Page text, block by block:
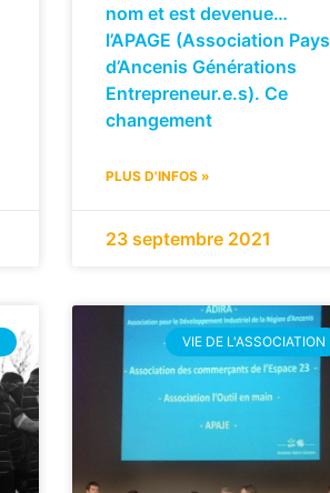
nom et est devenue…
l’APAGE (Association Pays
d’Ancenis Générations
Entrepreneur.e.s). Ce
changement
PLUS D'INFOS »
23 septembre 2021
VIE DE L'ASSOCIATION